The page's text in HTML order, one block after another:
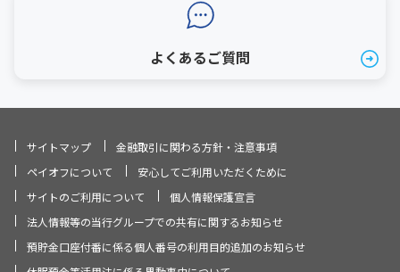
よくあるご質問
サイトマップ
金融取引に関わる方針・注意事項
ペイオフについて
安心してご利用いただくために
サイトのご利用について
個人情報保護宣言
法人情報等の当行グループでの共有に関するお知らせ
預貯金口座付番に係る個人番号の利用目的追加のお知らせ